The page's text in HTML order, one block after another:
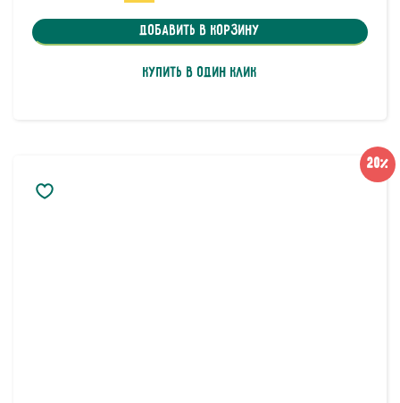
Добавить в корзину
Купить в один клик
20%